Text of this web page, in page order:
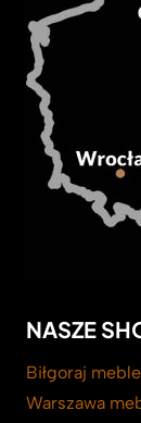
NASZE
Biłgoraj
Warszawa